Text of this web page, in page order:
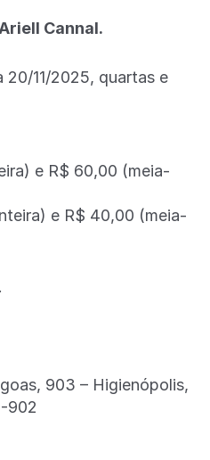
Ariell Cannal.
20/11/2025, quartas e
e R$ 60,00 (meia-
e R$ 40,00 (meia-
903 – Higienópolis,
902